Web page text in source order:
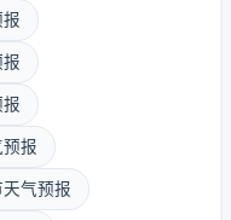
报
气预报